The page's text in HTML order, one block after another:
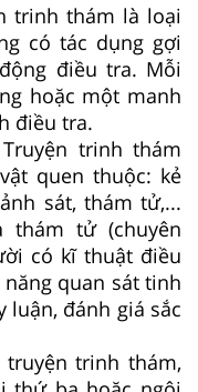
trinh thám là loại
có tác dụng gợi
điều tra. Mỗi
hoặc một manh
điều tra.
trinh thám
quen thuộc: kẻ
sát, thám tử,...
tử (chuyên
có kĩ thuật điều
quan sát tinh
luận, đánh giá sắc
trinh thám,